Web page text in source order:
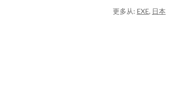
更多从: EXE, 日本